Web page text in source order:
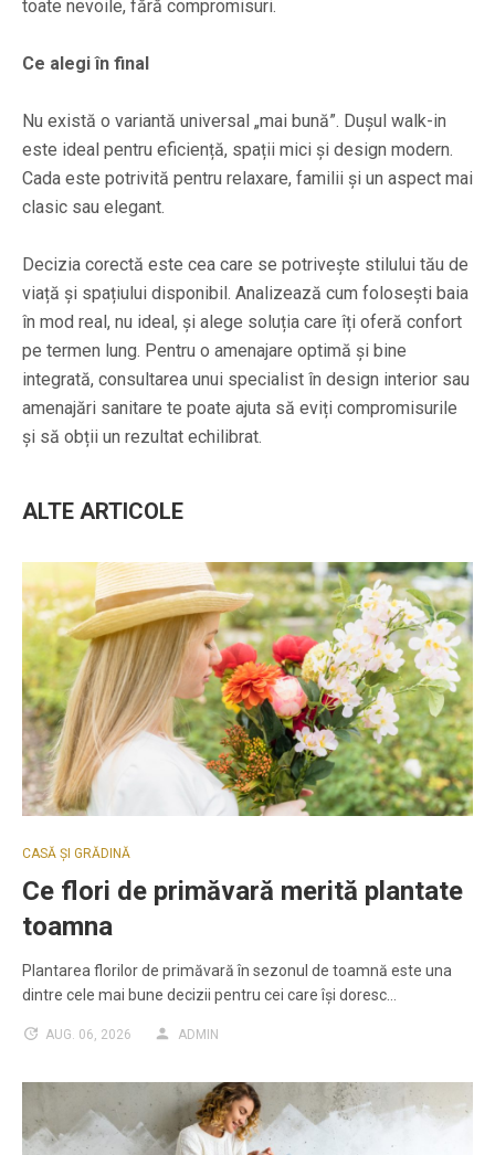
toate nevoile, fără compromisuri.
Ce alegi în final
Nu există o variantă universal „mai bună”. Dușul walk-in
este ideal pentru eficiență, spații mici și design modern.
Cada este potrivită pentru relaxare, familii și un aspect mai
clasic sau elegant.
Decizia corectă este cea care se potrivește stilului tău de
viață și spațiului disponibil. Analizează cum folosești baia
în mod real, nu ideal, și alege soluția care îți oferă confort
pe termen lung. Pentru o amenajare optimă și bine
integrată, consultarea unui specialist în design interior sau
amenajări sanitare te poate ajuta să eviți compromisurile
și să obții un rezultat echilibrat.
ALTE ARTICOLE
CASĂ ȘI GRĂDINĂ
Ce flori de primăvară merită plantate
toamna
Plantarea florilor de primăvară în sezonul de toamnă este una
dintre cele mai bune decizii pentru cei care își doresc…
AUG. 06, 2026 ADMIN